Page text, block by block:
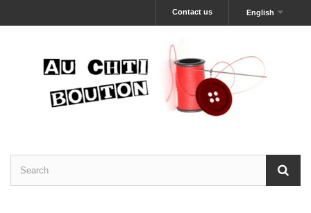
English
Contact us